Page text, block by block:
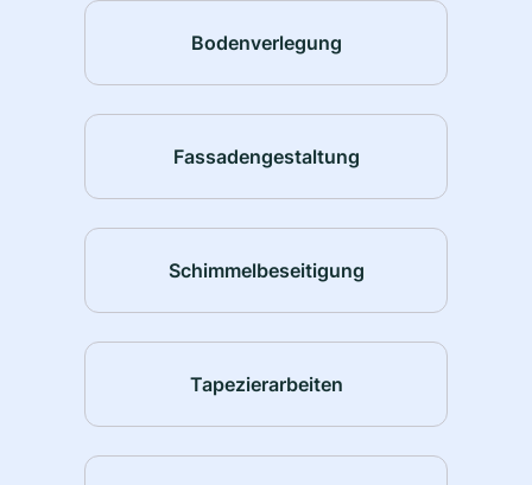
Bodenverlegung
Fassadengestaltung
Schimmelbeseitigung
Tapezierarbeiten